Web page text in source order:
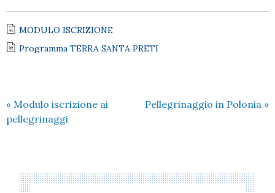
MODULO ISCRIZIONE
Programma TERRA SANTA PRETI
« Modulo iscrizione ai
pellegrinaggi
Pellegrinaggio in Polonia »